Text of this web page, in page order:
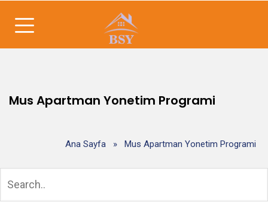
Mus Apartman Yonetim Programi
Ana Sayfa » Mus Apartman Yonetim Programi